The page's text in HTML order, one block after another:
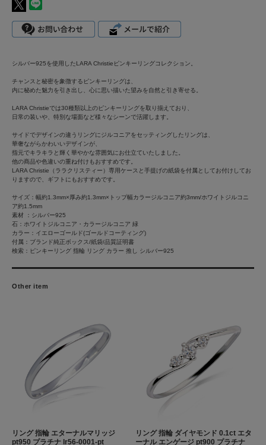
シルバー925を使用したLARA Christieピンキーリングコレクション。
チャンスと秘密を象徴するピンキーリングは、
内に秘めた魅力を引き出し、心に思い描いた望みを自然と引き寄せる。
LARA Christieでは30種類以上のピンキーリングを取り揃えており、
日常の装いや、特別な場面など様々なシーンで活躍します。
サイドでデザインの違うリングにジルコニアをセッティングしたリングは、
華奢ながらかわいいデザインが、
指元でキラキラと輝く華やかな雰囲気にお仕立ていたしました。
他の商品や色違いの重ね付けもおすすめです。
LARA Christie（ララクリスティー）専用ケースと手提げの紙袋を付属としてお付けしてお
りますので、ギフトにもおすすめです。
サイズ：幅約1.3mm×厚み約1.3mm×トップ幅カラージルコニア約3mm/ホワイトジルコニ
ア約1.5mm
素材 ：シルバー925
石：ホワイトジルコニア・カラージルコニア 緑
カラー：イエローゴールド(ゴールドコーティング)
付属：ブランド純正ボックス/紙袋/品質証明書
検索：ピンキーリング 指輪 リング カラー 推し シルバー925
Other item
リング 指輪 エターナルマリッジ
pt950 プラチナ lr56-0001-pt
リング 指輪 ダイヤモンド 0.1ct エタ
ーナル エンゲージ pt900 プラチナ